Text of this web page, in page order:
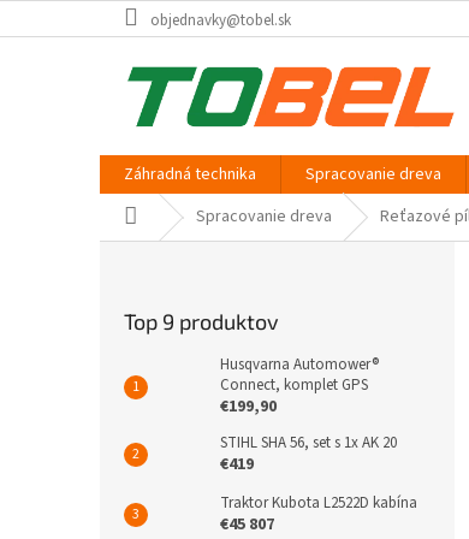
na
objednavky@tobel.sk
Záhradná technika Spracovanie dreva
DomovSpracovanie dreva Reťazové
Top 9 produktov
Husqvarna Automower®
Connect, komplet GPS
€199,90
STIHL SHA 56, set s 1x AK 20
€419
Traktor Kubota L2522D kabína
€45 807